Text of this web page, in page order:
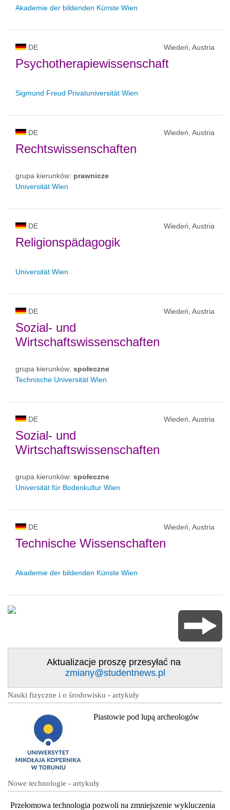
Akademie der bildenden Künste Wien
DE Wiedeń, Austria
Psychotherapiewissenschaft
Sigmund Freud Privatuniversität Wien
DE Wiedeń, Austria
Rechtswissenschaften
grupa kierunków: prawnicze
Universität Wien
DE Wiedeń, Austria
Religionspädagogik
Universität Wien
DE Wiedeń, Austria
Sozial- und
Wirtschaftswissenschaften
grupa kierunków: społeczne
Technische Universität Wien
DE Wiedeń, Austria
Sozial- und
Wirtschaftswissenschaften
grupa kierunków: społeczne
Universität für Bodenkultur Wien
DE Wiedeń, Austria
Technische Wissenschaften
Akademie der bildenden Künste Wien
Aktualizacje proszę przesyłać na
zmiany@studentnews.pl
Nauki fizyczne i o środowisku - artykuły
Piastowie pod lupą archeologów
Nowe technologie - artykuły
Przełomowa technologia pozwoli na zmniejszenie wykluczenia